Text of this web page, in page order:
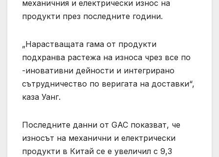
механичния и електрически износ на
продукти през последните години.
„Нарастващата гама от продукти
подхранва растежа на износа чрез все по
-иновативни дейности и интегрирано
сътрудничество по веригата на доставки“,
каза Уанг.
Последните данни от GAC показват, че
износът на механични и електрически
продукти в Китай се е увеличил с 9,3